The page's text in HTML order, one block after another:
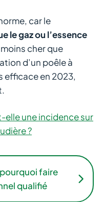
car le
le gaz ou l’essence
cher que
d’un poêle à
efficace en 2023,
elle une incidence sur
?
faire
qualifié